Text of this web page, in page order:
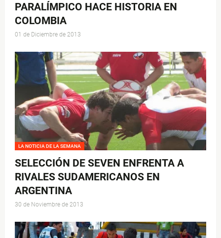
PARALÍMPICO HACE HISTORIA EN
COLOMBIA
01 de Diciembre de 2013
LA NOTICIA DE LA SEMANA
SELECCIÓN DE SEVEN ENFRENTA A
RIVALES SUDAMERICANOS EN
ARGENTINA
30 de Noviembre de 2013